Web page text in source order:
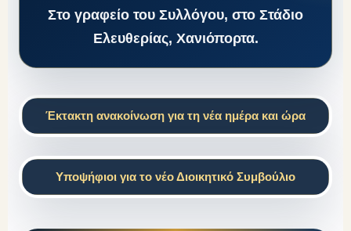
Στο γραφείο του Συλλόγου, στο Στάδιο
Ελευθερίας, Χανιόπορτα.
Έκτακτη ανακοίνωση για τη νέα ημέρα και ώρα
Υποψήφιοι για το νέο Διοικητικό Συμβούλιο